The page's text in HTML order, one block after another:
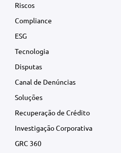
Riscos
Compliance
ESG
Tecnologia
Disputas
Canal de Denúncias
Soluções
Recuperação de Crédito
Investigação Corporativa
GRC 360